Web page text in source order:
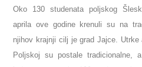
Oko 130 studenata poljskog
aprila ove godine krenuli su na
njihov krajnji cilj je grad Jajce.
Poljskoj su postale tradicionalne,